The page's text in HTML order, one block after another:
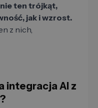
ten trójkąt,
jak i wzrost.
z nich,
integracja AI z